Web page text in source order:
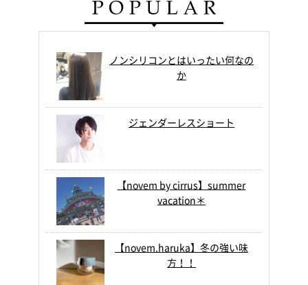
ノンシリコンとはいったい何なの
か
ジェンダーレスショート
【novem by cirrus】summer
vacation＊
【novem.haruka】冬の強い味
方！！